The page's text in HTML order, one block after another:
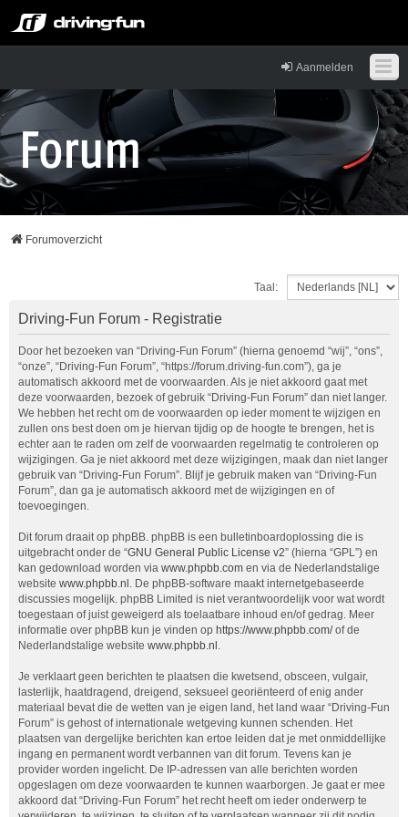
Aanmelden
Forumoverzicht
Taal:
Driving-Fun Forum - Registratie
Door het bezoeken van “Driving-Fun Forum” (hierna genoemd “wij”, “ons”,
“onze”, “Driving-Fun Forum”, “https://forum.driving-fun.com”), ga je
automatisch akkoord met de voorwaarden. Als je niet akkoord gaat met
deze voorwaarden, bezoek of gebruik “Driving-Fun Forum” dan niet langer.
We hebben het recht om de voorwaarden op ieder moment te wijzigen en
zullen ons best doen om je hiervan tijdig op de hoogte te brengen, het is
echter aan te raden om zelf de voorwaarden regelmatig te controleren op
wijzigingen. Ga je niet akkoord met deze wijzigingen, maak dan niet langer
gebruik van “Driving-Fun Forum”. Blijf je gebruik maken van “Driving-Fun
Forum”, dan ga je automatisch akkoord met de wijzigingen en of
toevoegingen.
Dit forum draait op phpBB. phpBB is een bulletinboardoplossing die is
uitgebracht onder de “GNU General Public License v2” (hierna “GPL”) en
kan gedownload worden via www.phpbb.com en via de Nederlandstalige
website www.phpbb.nl . De phpBB-software maakt internetgebaseerde
discussies mogelijk. phpBB Limited is niet verantwoordelijk voor wat wordt
toegestaan of juist geweigerd als toelaatbare inhoud en/of gedrag. Meer
informatie over phpBB kun je vinden op https://www.phpbb.com/of de
Nederlandstalige website www.phpbb.nl .
Je verklaart geen berichten te plaatsen die kwetsend, obsceen, vulgair,
lasterlijk, haatdragend, dreigend, seksueel georiënteerd of enig ander
materiaal bevat die de wetten van je eigen land, het land waar “Driving-Fun
Forum” is gehost of internationale wetgeving kunnen schenden. Het
plaatsen van dergelijke berichten kan ertoe leiden dat je met onmiddellijke
ingang en permanent wordt verbannen van dit forum. Tevens kan je
provider worden ingelicht. De IP-adressen van alle berichten worden
opgeslagen om deze voorwaarden te kunnen waarborgen. Je gaat er mee
akkoord dat “Driving-Fun Forum” het recht heeft om ieder onderwerp te